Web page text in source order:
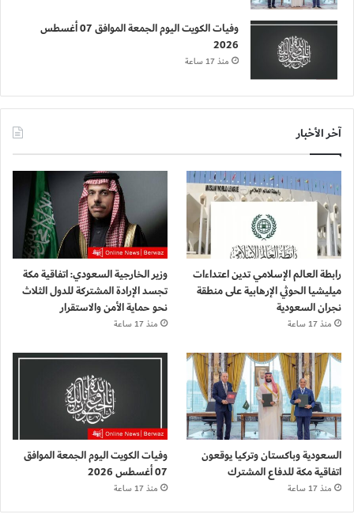
وفيات الكويت اليوم الجمعة الموافق 07 أغسطس
2026
منذ 17 ساعة
آخر الأخبار
رابطة العالم الإسلامي تدين اعتداءات
ميليشيا الحوثي الإرهابية على منطقة
نجران السعودية
منذ 17 ساعة
وزير الخارجية السعودي: اتفاقية مكة
تجسد الإرادة المشتركة للدول الثلاث
نحو حماية الأمن والاستقرار
منذ 17 ساعة
السعودية وباكستان وتركيا يوقعون
اتفاقية مكة للدفاع المشترك
منذ 17 ساعة
وفيات الكويت اليوم الجمعة الموافق
07 أغسطس 2026
منذ 17 ساعة